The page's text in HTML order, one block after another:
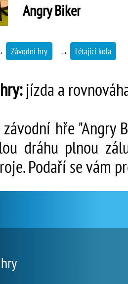
Angry Biker
Závodní hry → Létající kola
jízda a
hře "Angry
dráhu plnou
Podaří se vám